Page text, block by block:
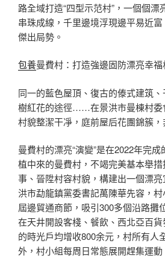
路全域打造“四型示范村”，一個個
串珠成線，千里邊境浮現邊平易近
傑出局勢。
包養曼費村：打造強邊固防漂亮幸福
同一的藍色屋頂、復古的傣式建筑
樹紅花的途徑……在景洪市曼棟村委
村貌整潔干凈，庭前屋后花團錦簇，
曼費村的漂亮“演變”是在2022年完
植中來的曼費村，不竭完美基本舉
事、晉陞村容村貌，構建出一個漂
洪市勐龍鎮黨委書記萬陳華先容，
屆邊貿通商節，吸引300多個沿路攤
在天井開設客棧、餐飲、西北亞百
的時光戶均增收800余元，村所有人
外，村小組每周日常態展開趕集運